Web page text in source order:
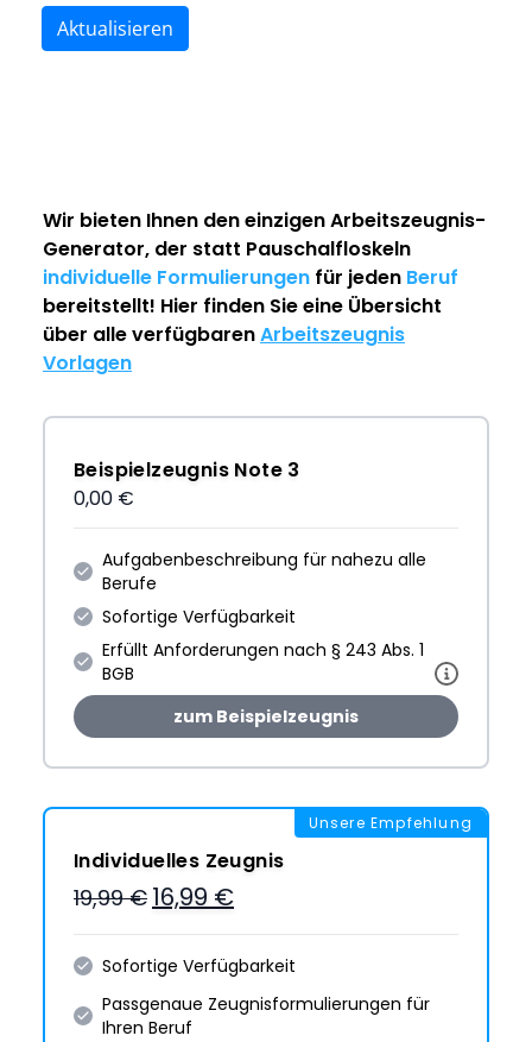
Aktualisieren
Wir bieten Ihnen den einzigenArbeitszeugnis-
Generator, der statt Pauschalfloskeln
individuelle Formulierungen für jeden Beruf
bereitstellt! Hier finden Sie eine Übersicht
über alle verfügbarenArbeitszeugnis
Vorlagen
Beispielzeugnis Note 3
0,00 €
Aufgabenbeschreibung für nahezu alle
Berufe
Sofortige Verfügbarkeit
Erfüllt Anforderungen nach § 243 Abs. 1
BGB
zum Beispielzeugnis
Unsere Empfehlung
Individuelles Zeugnis
19,99 € 16,99 €
Sofortige Verfügbarkeit
Passgenaue Zeugnis­formulie­rungen für
Ihren Beruf